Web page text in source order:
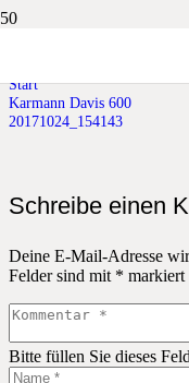
Start
Karmann Davis 600
20171024_154143
Schreibe einen
Deine E-Mail-Adresse
Felder sind mit * markiert
Bitte füllen Sie dieses